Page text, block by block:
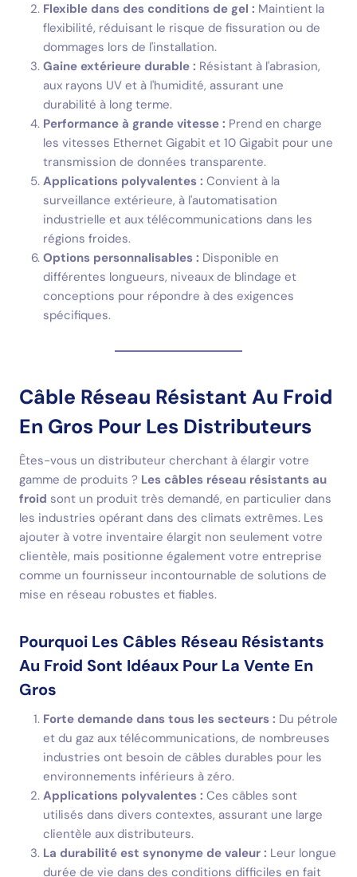
Flexible dans des conditions de gel : Maintient la
flexibilité, réduisant le risque de fissuration ou de
dommages lors de l'installation.
Gaine extérieure durable : Résistant à l'abrasion,
aux rayons UV et à l'humidité, assurant une
durabilité à long terme.
Performance à grande vitesse : Prend en charge
les vitesses Ethernet Gigabit et 10 Gigabit pour une
transmission de données transparente.
Applications polyvalentes : Convient à la
surveillance extérieure, à l'automatisation
industrielle et aux télécommunications dans les
régions froides.
Options personnalisables : Disponible en
différentes longueurs, niveaux de blindage et
conceptions pour répondre à des exigences
spécifiques.
Câble Réseau Résistant Au Froid
En Gros Pour Les Distributeurs
Êtes-vous un distributeur cherchant à élargir votre
gamme de produits ? Les câbles réseau résistants au
froid sont un produit très demandé, en particulier dans
les industries opérant dans des climats extrêmes. Les
ajouter à votre inventaire élargit non seulement votre
clientèle, mais positionne également votre entreprise
comme un fournisseur incontournable de solutions de
mise en réseau robustes et fiables.
Pourquoi Les Câbles Réseau Résistants
Au Froid Sont Idéaux Pour La Vente En
Gros
Forte demande dans tous les secteurs : Du pétrole
et du gaz aux télécommunications, de nombreuses
industries ont besoin de câbles durables pour les
environnements inférieurs à zéro.
Applications polyvalentes : Ces câbles sont
utilisés dans divers contextes, assurant une large
clientèle aux distributeurs.
La durabilité est synonyme de valeur : Leur longue
durée de vie dans des conditions difficiles en fait